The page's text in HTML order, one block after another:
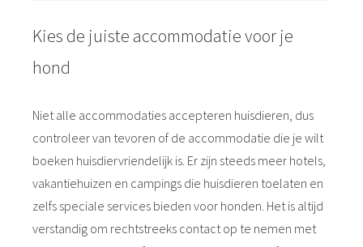
Kies de juiste accommodatie voor je
hond
Niet alle accommodaties accepteren huisdieren, dus
controleer van tevoren of de accommodatie die je wilt
boeken huisdiervriendelijk is. Er zijn steeds meer hotels,
vakantiehuizen en campings die huisdieren toelaten en
zelfs speciale services bieden voor honden. Het is altijd
verstandig om rechtstreeks contact op te nemen met